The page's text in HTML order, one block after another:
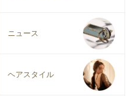
ニュース
ヘアスタイル